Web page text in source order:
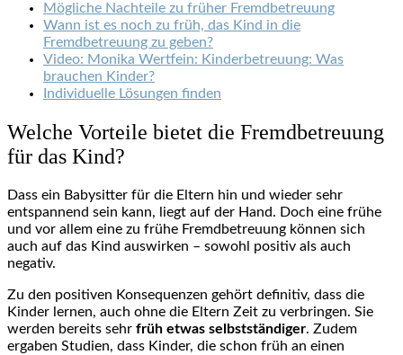
Mögliche Nachteile zu früher Fremdbetreuung
Wann ist es noch zu früh, das Kind in die
Fremdbetreuung zu geben?
Video: Monika Wertfein: Kinderbetreuung: Was
brauchen Kinder?
Individuelle Lösungen finden
Welche Vorteile bietet die Fremdbetreuung
für das Kind?
Dass ein Babysitter für die Eltern hin und wieder sehr
entspannend sein kann, liegt auf der Hand. Doch eine frühe
und vor allem eine zu frühe Fremdbetreuung können sich
auch auf das Kind auswirken – sowohl positiv als auch
negativ.
Zu den positiven Konsequenzen gehört definitiv, dass die
Kinder lernen, auch ohne die Eltern Zeit zu verbringen. Sie
werden bereits sehr früh etwas selbstständiger. Zudem
ergaben Studien, dass Kinder, die schon früh an einen